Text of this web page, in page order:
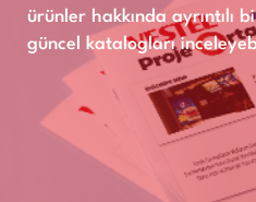
ürünler hakkında ayrıntılı
güncel katalogları